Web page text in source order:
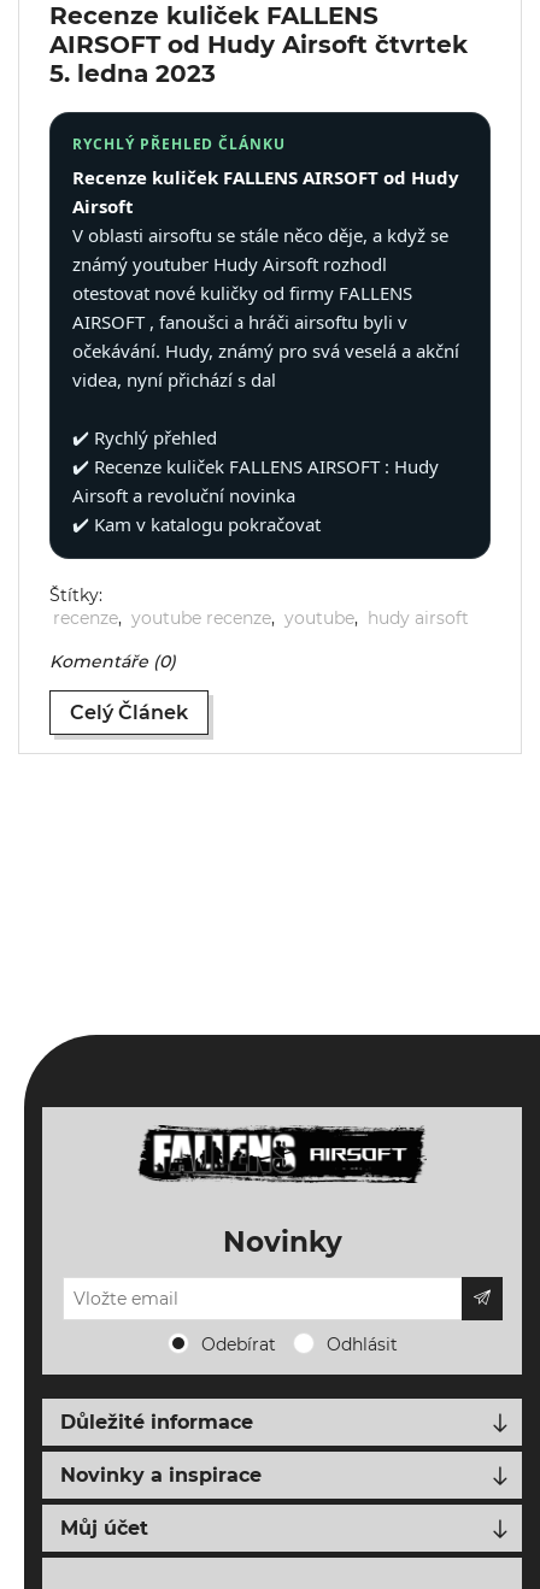
Recenze kuliček FALLENS
AIRSOFT od Hudy Airsoft čtvrtek
5. ledna 2023
RYCHLÝ PŘEHLED ČLÁNKU
Recenze kuliček FALLENS AIRSOFT od Hudy
Airsoft
V oblasti airsoftu se stále něco děje, a když se
známý youtuber Hudy Airsoft rozhodl
otestovat nové kuličky od firmy FALLENS
AIRSOFT , fanoušci a hráči airsoftu byli v
očekávání. Hudy, známý pro svá veselá a akční
videa, nyní přichází s dal
✔️ Rychlý přehled
✔️ Recenze kuliček FALLENS AIRSOFT : Hudy
Airsoft a revoluční novinka
✔️ Kam v katalogu pokračovat
Štítky:
recenze, youtube recenze, youtube, hudy airsoft
Komentáře (0)
Celý Článek
Novinky
Odebírat Odhlásit
Důležité informace
Doprava, platba a vrácení
Napište nám
O FALLENS AIRSOFT
Novinky a inspirace
Nové produkty
Blog o airsoftu
Můj účet